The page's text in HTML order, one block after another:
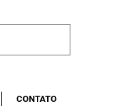
CONTATO